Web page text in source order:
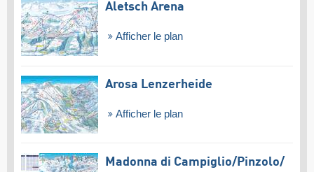
Aletsch Arena
Afficher le plan
Arosa Lenzerheide
Afficher le plan
Madonna di Campiglio/​Pinzolo/​